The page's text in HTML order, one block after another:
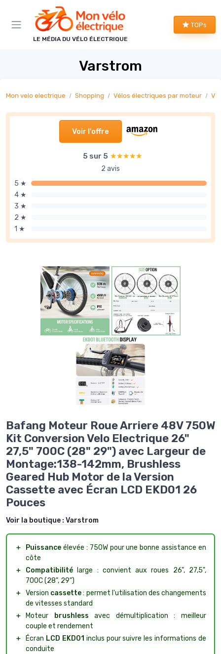
LE MÉDIA DU VÉLO ÉLECTRIQUE
TOPs
Varstrom
Mon velo electrique Shopping Vélos électriques par moteur
Voir l'offre
5 sur 5 ★★★★★
★★★★★
2 avis
5 ★
4 ★
3 ★
2 ★
1 ★
Bafang Moteur Roue Arriere 48V 750W
Kit Conversion Velo Electrique 26"
27,5" 700C (28" 29") avec Largeur de
Montage:138-142mm, Brushless
Geared Hub Motor de la Version
Cassette avec Écran LCD EKD01 26
Pouces
Voir la boutique : Varstrom
＋ Puissance élevée : 750W pour une bonne assistance en
côte
＋
Compatibilité large : convient aux roues 26", 27,5",
700C (28", 29")
＋ Version cassette: permet l'utilisation des changements
de vitesses standard
＋
Moteur brushless avec démultiplication : meilleur
couple et rendement
＋
Écran LCD EKD01 inclus pour suivre les informations de
conduite
Panneau de gestion des cookies